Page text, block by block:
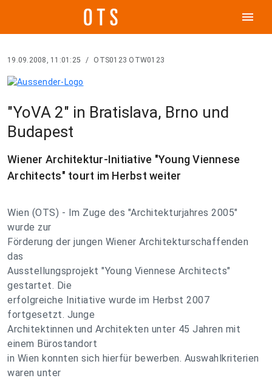
menu
19.09.2008, 11:01:25 / OTS0123 OTW0123
"YoVA 2" in Bratislava, Brno und
Budapest
Wiener Architektur-Initiative "Young Viennese
Architects" tourt im Herbst weiter
Wien (OTS) - Im Zuge des "Architekturjahres 2005"
wurde zur
Förderung der jungen Wiener Architekturschaffenden
das
Ausstellungsprojekt "Young Viennese Architects"
gestartet. Die
erfolgreiche Initiative wurde im Herbst 2007
fortgesetzt. Junge
Architektinnen und Architekten unter 45 Jahren mit
einem Bürostandort
in Wien konnten sich hierfür bewerben. Auswahlkriterien
waren unter